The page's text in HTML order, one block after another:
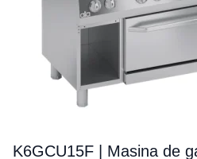
K6GCU15F | Masina de